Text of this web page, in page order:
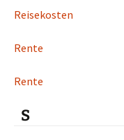
Reisekosten
Rente
Rente
S